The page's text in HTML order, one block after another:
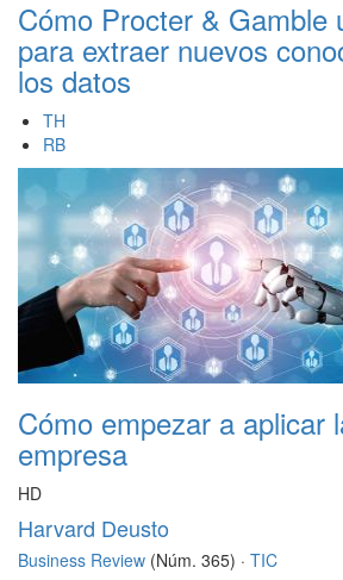
Cómo Procter & Gamble
para extraer nuevos
los datos
TH
RB
Cómo empezar a aplicar
empresa
HD
Harvard Deusto
Business Review (Núm. 365) · TIC